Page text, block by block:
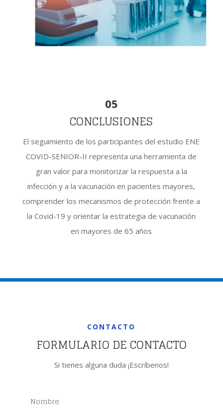
05
CONCLUSIONES
El seguimiento de los participantes del estudio ENE
COVID-SENIOR-II representa una herramienta de
gran valor para monitorizar la respuesta a la
infección y a la vacunación en pacientes mayores,
comprender los mecanismos de protección frente a
la Covid-19 y orientar la estrategia de vacunación
en mayores de 65 años
CONTACTO
FORMULARIO DE CONTACTO
Si tienes alguna duda ¡Escríbenos!